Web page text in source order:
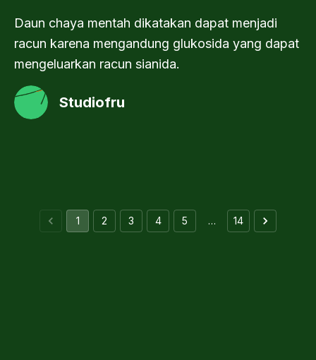
Daun chaya mentah dikatakan dapat menjadi
racun karena mengandung glukosida yang dapat
mengeluarkan racun sianida.
Studiofru
1 2 3 4 5 … 14